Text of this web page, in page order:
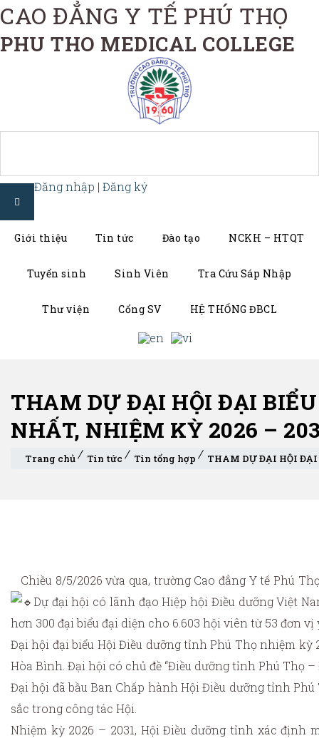
CAO ĐẲNG Y TẾ PHÚ THỌ
PHU THO MEDICAL COLLEGE
Đăng nhập | Đăng ký
Giới thiệu Tin tức Đào tạo NCKH – HTQT
Tuyển sinh Sinh Viên Tra Cứu Sáp Nhập
Thư viện Cổng SV HỆ THỐNG ĐBCL
THAM DỰ ĐẠI HỘI ĐẠI
NHẤT, NHIỆM KỲ 2026 –
Trang chủ Tin tức Tin tổng hợp THAM DỰ ĐẠI HỘI ĐẠI
Chiều 8/5/2026 vừa qua, trường Cao đẳng Y tế Phú
Dự đại hội có lãnh đạo Hiệp hội Điều dưỡng Việt
hơn 300 đại biểu đại diện cho 6.603 hội viên từ 53 đơn
Đại hội đại biểu Hội Điều dưỡng tỉnh Phú Thọ nhiệm kỳ
Hòa Bình. Đại hội có chủ đề “Điều dưỡng tỉnh Phú Thọ
Đại hội đã bầu Ban Chấp hành Hội Điều dưỡng tỉnh
sắc trong công tác Hội.
Nhiệm kỳ 2026 – 2031, Hội Điều dưỡng tỉnh xác định